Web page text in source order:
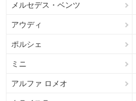
メルセデス・ベンツ
アウディ
ポルシェ
ミニ
アルファ ロメオ